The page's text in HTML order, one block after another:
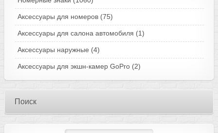
Аксессуары для номеров (75)
Аксессуары для салона автомобиля (1)
Аксессуары наружные (4)
Аксессуары для экшн-камер GoPro (2)
Поиск